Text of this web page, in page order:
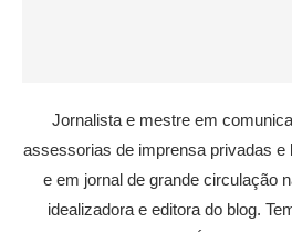
Jornalista e mestre em
assessorias de imprensa privadas e
e em jornal de grande circulação
idealizadora e editora do blog.